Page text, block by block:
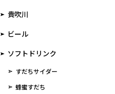
貴吹川
ビール
ソフトドリンク
すだちサイダー
蜂蜜すだち